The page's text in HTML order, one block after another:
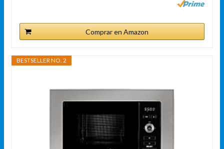
Comprar en Amazon
BESTSELLER NO. 2